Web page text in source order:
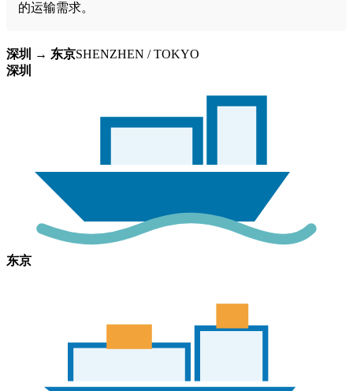
的运输需求。
深圳 → 东京SHENZHEN / TOKYO
深圳
东京